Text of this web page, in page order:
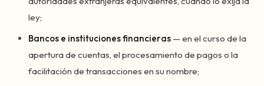
ley;
Bancos e instituciones financieras — en el curso de la
apertura de cuentas, el procesamiento de pagos o la
facilitación de transacciones en su nombre;